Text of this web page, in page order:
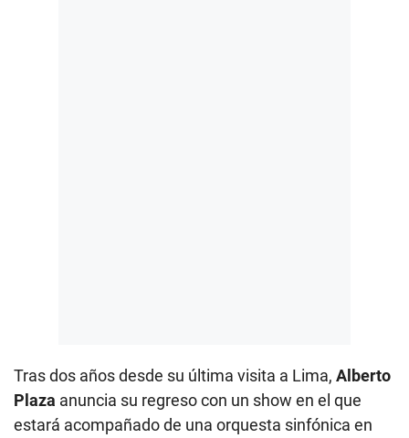
Tras dos años desde su última visita a Lima, Alberto
Plaza anuncia su regreso con un show en el que
estará acompañado de una orquesta sinfónica en